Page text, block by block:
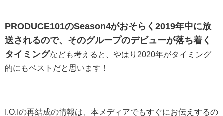
PRODUCE101のSeason4がおそらく2019年中に放
送されるので、そのグループのデビューが落ち着く
タイミングなども考えると、やはり2020年がタイミング
的にもベストだと思います！
I.O.Iの再結成の情報は、本メディアでもすぐにお伝えするの